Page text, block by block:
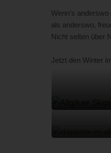
Wenn’s
als anderswo,
Nicht selten über
Jetzt den Winter